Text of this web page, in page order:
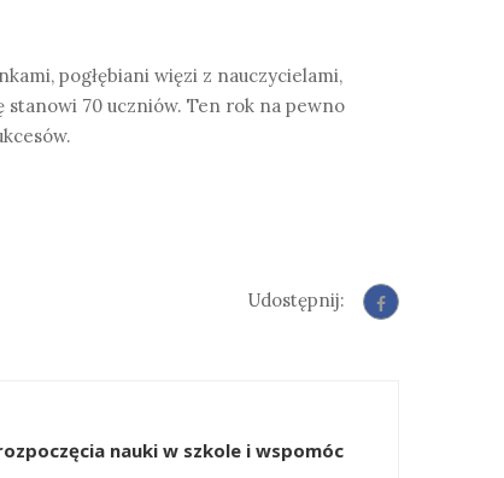
pogłębiani więzi z nauczycielami,
stanowi 70 uczniów. Ten rok na pewno
Udostępnij:
nauki w szkole i wspomóc